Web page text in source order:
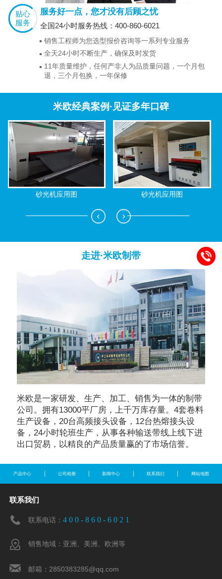
贴心
服务
服务好一点，您才没有后顾之忧
全国24小时服务热线：400-860-6021
销售工程师为您选型报价咨询等一系列专业服务
全天24小时不断生产，确保及时发货
11年质量维护，任何产非人为品质量问题，一个月包
退，三个月包换，一年保修
米欧经典案例·见证多年口碑
砂光机应用图 砂光机应用图
走进·米欧制带
米欧是一家研发、生产、加工、销售为一体的制带
公司。拥有13000平厂房，上千万库存量。4套卷料
生产设备，20台高频接头设备，12台热熔接头设
备，24小时轮班生产，从事各种输送带线上线下进
出口贸易，以精良的产品质量赢的了市场信誉。
产品中心 公司相册 新闻中心 联系我们 网站地图
联系我们
联系电话： 4 0 0 - 8 6 0 - 6 0 2 1
销售地域：亚洲、美洲、欧洲等
邮箱：2850383285@qq.com